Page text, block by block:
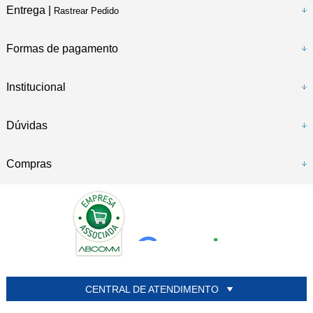
Entrega | Rastrear Pedido
Formas de pagamento
Institucional
Dúvidas
Compras
CENTRAL DE ATENDIMENTO